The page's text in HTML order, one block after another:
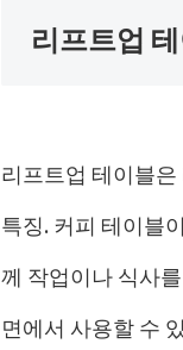
리프트업
리프트업 테이블
특징. 커피 테이블
께 작업이나 식사
면에서 사용할 수